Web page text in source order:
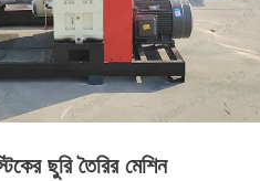
ছুরি তৈরির মেশিন